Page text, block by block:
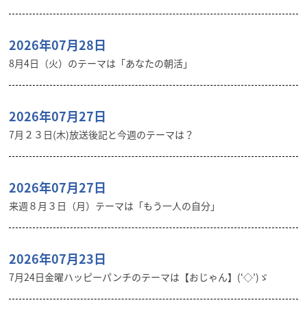
2026年07月28日
8月4日（火）のテーマは「あなたの朝活」
2026年07月27日
7月２３日(木)放送後記と今週のテーマは？
2026年07月27日
来週８月３日（月）テーマは「もう一人の自分」
2026年07月23日
7月24日金曜ハッピーパンチのテーマは【おじゃん】(‘◇’)ゞ